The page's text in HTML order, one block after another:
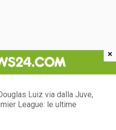
Luiz via dalla Juve,
League: le ultime
×